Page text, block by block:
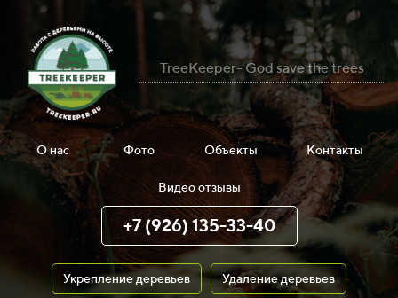
TreeKeeper- God save the trees
О нас Фото Объекты Контакты
Видео отзывы
+7 (926) 135-33-40
Укрепление деревьев Удаление деревьев